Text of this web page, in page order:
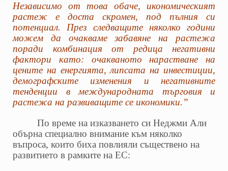
Независимо от това обаче, икономическият
растеж е доста скромен, под пълния си
потенциал. През следващите няколко години
можем да очакваме забавяне на растежа
поради комбинация от редица негативни
фактори като: очакваното нарастване на
цените на енергията, липсата на инвестиции,
демографските изменения и негативните
тенденции в международната търговия и
растежа на развиващите се икономики.”
По време на изказването си Неджми Али
обърна специално внимание към няколко
въпроса, които биха повлияли съществено на
развитието в рамките на ЕС: